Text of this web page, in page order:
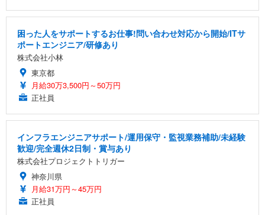
困った人をサポートするお仕事!問い合わせ対応から開始/ITサ
ポートエンジニア/研修あり
株式会社小林
東京都
月給30万3,500円～50万円
正社員
インフラエンジニアサポート/運用保守・監視業務補助/未経験
歓迎/完全週休2日制・賞与あり
株式会社プロジェクトトリガー
神奈川県
月給31万円～45万円
正社員